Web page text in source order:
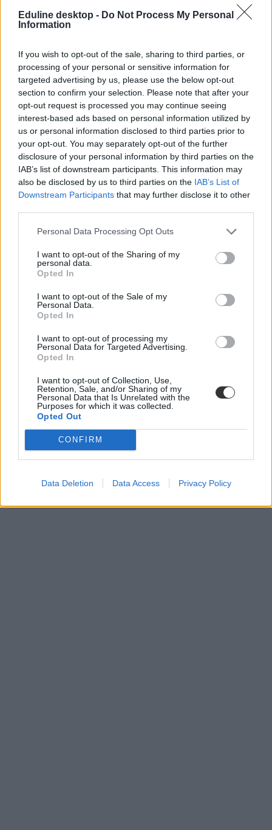
Eduline desktop - Do Not Process My Personal
Information
If you wish to opt-out of the sale, sharing to third parties, or
processing of your personal or sensitive information for
targeted advertising by us, please use the below opt-out
section to confirm your selection. Please note that after your
opt-out request is processed you may continue seeing
interest-based ads based on personal information utilized by
us or personal information disclosed to third parties prior to
your opt-out. You may separately opt-out of the further
disclosure of your personal information by third parties on the
IAB’s list of downstream participants. This information may
also be disclosed by us to third parties on the IAB’s List of
Downstream Participants that may further disclose it to other
Personal Data Processing Opt Outs
I want to opt-out of the Sharing of my
personal data.
Opted In
I want to opt-out of the Sale of my
Personal Data.
Opted In
I want to opt-out of processing my
Personal Data for Targeted Advertising.
Opted In
I want to opt-out of Collection, Use,
Retention, Sale, and/or Sharing of my
Personal Data that Is Unrelated with the
Purposes for which it was collected.
Opted Out
CONFIRM
Data Deletion Data Access Privacy Policy
legfontosabb változásai, iratkozz fel hírleveleinkre.
érettségi vizsgák
szóbeli érettségi
érettségi szabályok
belföld
érettségi 2019
érettségi legális puskák
őszi érettségi 2019